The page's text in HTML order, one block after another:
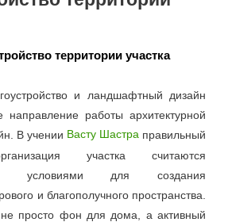
и ландшафтный дизайн
работы архитектурной
В учении Васту Шастра правильный
участка считаются
условиями для создания
и благополучного пространства.
просто фон для дома, а активный